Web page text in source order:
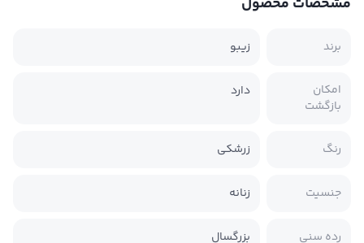
برند زیبو
امکان
بازگشت
دارد
رنگ زرشکی
جنسیت زنانه
رده سنی بزرگسال